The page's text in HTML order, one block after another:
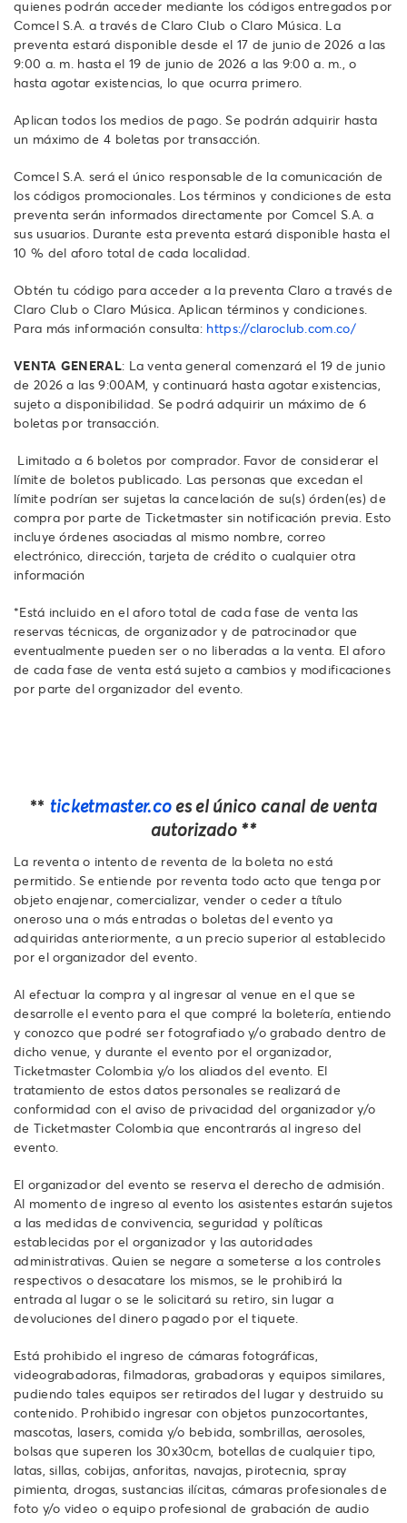
quienes podrán acceder mediante los códigos entregados por
Comcel S.A. a través de Claro Club o Claro Música. La
preventa estará disponible desde el 17 de junio de 2026 a las
9:00 a. m. hasta el 19 de junio de 2026 a las 9:00 a. m., o
hasta agotar existencias, lo que ocurra primero.
Aplican todos los medios de pago. Se podrán adquirir hasta
un máximo de 4 boletas por transacción.
Comcel S.A. será el único responsable de la comunicación de
los códigos promocionales. Los términos y condiciones de esta
preventa serán informados directamente por Comcel S.A. a
sus usuarios. Durante esta preventa estará disponible hasta el
10 % del aforo total de cada localidad.
Obtén tu código para acceder a la preventa Claro a través de
Claro Club o Claro Música. Aplican términos y condiciones.
Para más información consulta: https://claroclub.com.co/
VENTA GENERAL: La venta general comenzará el 19 de junio
de 2026 a las 9:00AM, y continuará hasta agotar existencias,
sujeto a disponibilidad. Se podrá adquirir un máximo de 6
boletas por transacción.
Limitado a 6 boletos por comprador. Favor de considerar el
límite de boletos publicado. Las personas que excedan el
límite podrían ser sujetas la cancelación de su(s) órden(es) de
compra por parte de Ticketmaster sin notificación previa. Esto
incluye órdenes asociadas al mismo nombre, correo
electrónico, dirección, tarjeta de crédito o cualquier otra
información
*Está incluido en el aforo total de cada fase de venta las
reservas técnicas, de organizador y de patrocinador que
eventualmente pueden ser o no liberadas a la venta. El aforo
de cada fase de venta está sujeto a cambios y modificaciones
por parte del organizador del evento.
** ticketmaster.coes el único canal de venta
autorizado **
La reventa o intento de reventa de la boleta no está
permitido. Se entiende por reventa todo acto que tenga por
objeto enajenar, comercializar, vender o ceder a título
oneroso una o más entradas o boletas del evento ya
adquiridas anteriormente, a un precio superior al establecido
por el organizador del evento.
Al efectuar la compra y al ingresar al venue en el que se
desarrolle el evento para el que compré la boletería, entiendo
y conozco que podré ser fotografiado y/o grabado dentro de
dicho venue, y durante el evento por el organizador,
Ticketmaster Colombia y/o los aliados del evento. El
tratamiento de estos datos personales se realizará de
conformidad con el aviso de privacidad del organizador y/o
de Ticketmaster Colombia que encontrarás al ingreso del
evento.
El organizador del evento se reserva el derecho de admisión.
Al momento de ingreso al evento los asistentes estarán sujetos
a las medidas de convivencia, seguridad y políticas
establecidas por el organizador y las autoridades
administrativas. Quien se negare a someterse a los controles
respectivos o desacatare los mismos, se le prohibirá la
entrada al lugar o se le solicitará su retiro, sin lugar a
devoluciones del dinero pagado por el tiquete.
Está prohibido el ingreso de cámaras fotográficas,
videograbadoras, filmadoras, grabadoras y equipos similares,
pudiendo tales equipos ser retirados del lugar y destruido su
contenido. Prohibido ingresar con objetos punzocortantes,
mascotas, lasers, comida y/o bebida, sombrillas, aerosoles,
bolsas que superen los 30x30cm, botellas de cualquier tipo,
latas, sillas, cobijas, anforitas, navajas, pirotecnia, spray
pimienta, drogas, sustancias ilícitas, cámaras profesionales de
foto y/o video o equipo profesional de grabación de audio